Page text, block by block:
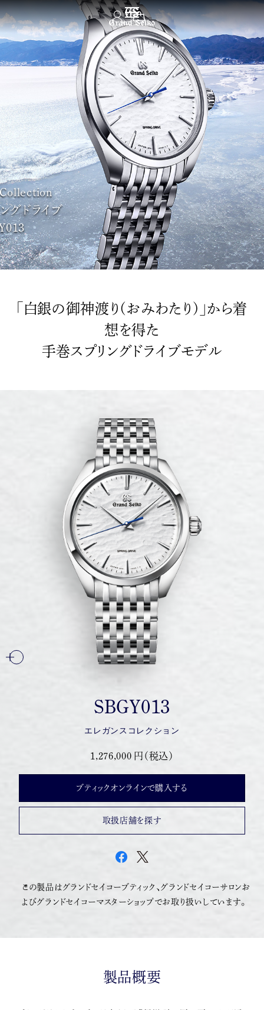
メニュー
グドライブ
「白銀の御神渡り(おみわたり)」から着
想を得た
手巻スプリングドライブモデル
SBGY013
エレガンスコレクション
1,276,000 円（税込）
ブティックオンラインで購入する
取扱店舗を探す
この製品はグランドセイコーブティック、グランドセイコーサロンお
よびグランドセイコーマスターショップでお取り扱いしています。
製品概要